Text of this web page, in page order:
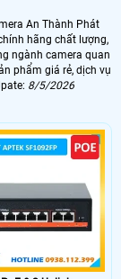
An Thành Phát
hãng chất lượng,
ngành camera quan
phẩm giá rẻ, dịch vụ
8/5/2026